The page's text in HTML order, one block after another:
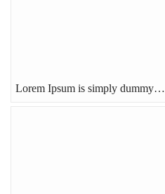
Lorem Ipsum is simply dummy…